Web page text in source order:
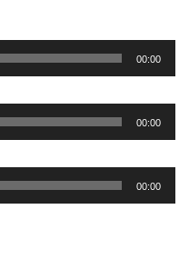
00:00
00:00
00:00